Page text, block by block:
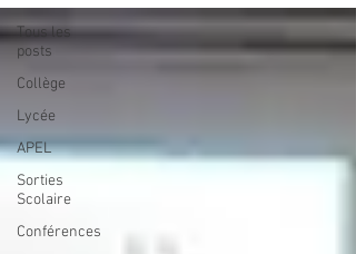
Tous les
posts
Collège
Lycée
APEL
Sorties
Scolaire
Conférences